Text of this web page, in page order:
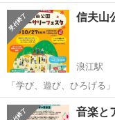
設けて、様々なジャンル
手づくりマルシェは『新
ートの貸し出しもあ...
福島 福島市 浪江
信夫山
浪江駅
「学び、遊び、ひろげ
ぐ未来！ と題して、イベ
のお店が並ぶ、にぎやか
福島 福島市 浪江駅
音楽と